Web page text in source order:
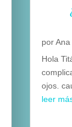
por
Hola
ojos.
leer